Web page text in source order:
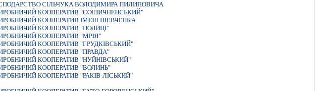
СІЛЬЧУКА ВОЛОДИМИРА ПИЛИПОВИЧА
КООПЕРАТИВ "СОШИЧНЕНСЬКИЙ"
КООПЕРАТИВ ІМЕНІ ШЕВЧЕНКА
КООПЕРАТИВ "ПОЛИЦІ"
КООПЕРАТИВ "МРІЯ"
КООПЕРАТИВ "ГРУДКІВСЬКИЙ"
КООПЕРАТИВ "ПРАВДА"
КООПЕРАТИВ "НУЙНIВСЬКИЙ"
КООПЕРАТИВ "ВОЛИНЬ"
КООПЕРАТИВ "РАКIВ-ЛIСЬКИЙ"